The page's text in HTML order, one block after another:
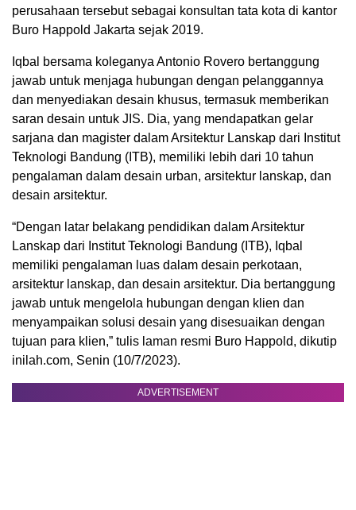
perusahaan tersebut sebagai konsultan tata kota di kantor
Buro Happold Jakarta sejak 2019.
Iqbal bersama koleganya Antonio Rovero bertanggung
jawab untuk menjaga hubungan dengan pelanggannya
dan menyediakan desain khusus, termasuk memberikan
saran desain untuk JIS. Dia, yang mendapatkan gelar
sarjana dan magister dalam Arsitektur Lanskap dari Institut
Teknologi Bandung (ITB), memiliki lebih dari 10 tahun
pengalaman dalam desain urban, arsitektur lanskap, dan
desain arsitektur.
“Dengan latar belakang pendidikan dalam Arsitektur
Lanskap dari Institut Teknologi Bandung (ITB), Iqbal
memiliki pengalaman luas dalam desain perkotaan,
arsitektur lanskap, dan desain arsitektur. Dia bertanggung
jawab untuk mengelola hubungan dengan klien dan
menyampaikan solusi desain yang disesuaikan dengan
tujuan para klien,” tulis laman resmi Buro Happold, dikutip
inilah.com, Senin (10/7/2023).
ADVERTISEMENT